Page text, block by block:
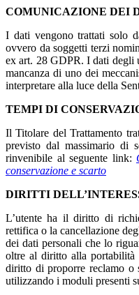
COMUNICAZIONE DEI
I dati vengono trattati solo
ovvero da soggetti terzi
ex art. 28 GDPR. I dati degli
mancanza di uno dei
interpretare alla luce della
TEMPI DI
Il Titolare del Trattamento
previsto dal massimario di
rinvenibile al seguente link:
conservazione e scarto
DIRITTI
L’utente ha il diritto di
rettifica o la cancellazione
dei dati personali che lo
oltre al diritto alla portabilità
diritto di proporre reclamo o
utilizzando i moduli presenti